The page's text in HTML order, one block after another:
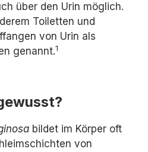
über den Urin möglich.
Toiletten und
von Urin als
genannt.1
bildet im Körper oft
von